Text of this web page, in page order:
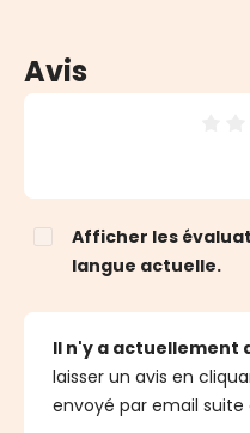
Avis
Note moyenne de 0
Afficher les
langue actuelle.
Il n'y a actuellement
laisser un avis en
envoyé par email